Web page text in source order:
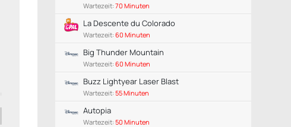
Wartezeit: 70 Minuten
La Descente du Colorado
Wartezeit: 60 Minuten
Big Thunder Mountain
Wartezeit: 60 Minuten
Buzz Lightyear Laser Blast
Wartezeit: 55 Minuten
Autopia
Wartezeit: 50 Minuten